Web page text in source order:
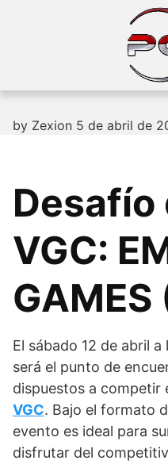
by Zexion 5 de abril de
Desafío
VGC:
El sábado 12 de abril a
será el punto de
dispuestos a competir
VGC. Bajo el formato
evento es ideal para
disfrutar del